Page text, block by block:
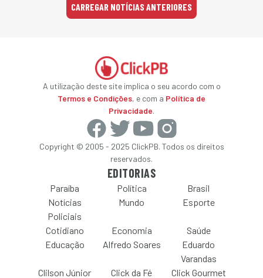
CARREGAR NOTÍCIAS ANTERIORES
A utilização deste site implica o seu acordo com o
Termos e Condições, e com a Política de
Privacidade.
Copyright © 2005 - 2025 ClickPB. Todos os direitos
reservados.
EDITORIAS
Paraíba Política
Brasil
Notícias
Policiais
Mundo Esporte
Cotidiano Economia
Saúde
Educação
Alfredo Soares
Eduardo
Varandas
Clilson Júnior
Click da Fé Click Gourmet